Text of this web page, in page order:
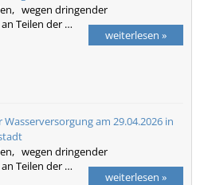
wegen dringender
Teilen der …
weiterlesen »
am 29.04.2026 in
wegen dringender
Teilen der …
weiterlesen »